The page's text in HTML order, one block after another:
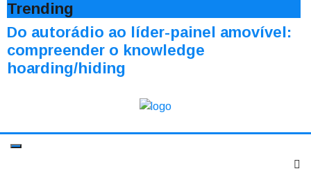
Trending
Do autorádio ao líder-painel amovível:
compreender o knowledge
hoarding/hiding